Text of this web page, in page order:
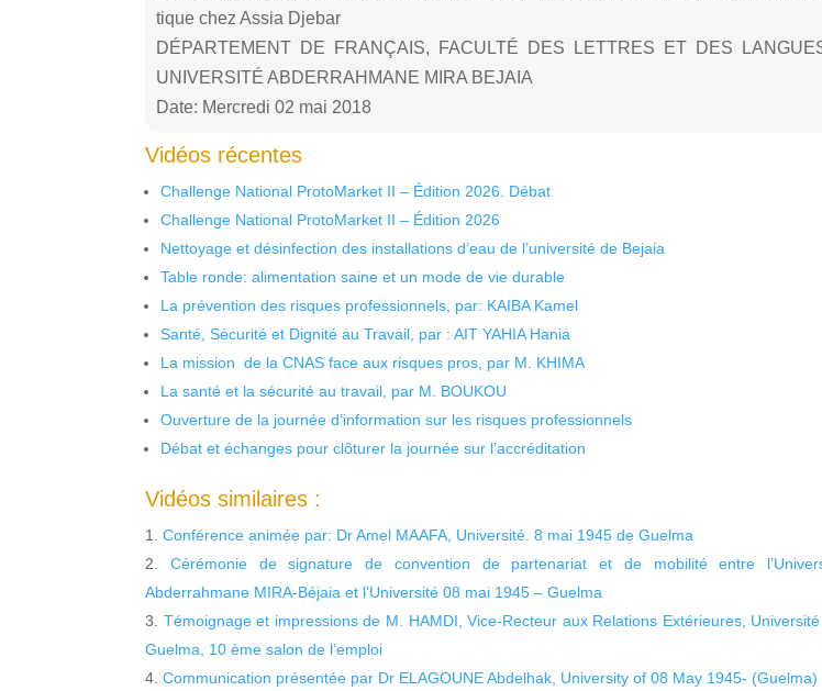
tique chez Assia Djebar
DÉPARTEMENT DE FRANÇAIS, FACULTÉ DES LETTRES ET DES
UNIVERSITÉ ABDERRAHMANE MIRA BEJAIA
Date: Mercredi 02 mai 2018
Vidéos récentes
Challenge National ProtoMarket II – Édition 2026. Débat
Challenge National ProtoMarket II – Édition 2026
Nettoyage et désinfection des installations d’eau de l’université de Bejaia
Table ronde: alimentation saine et un mode de vie durable
La prévention des risques professionnels, par: KAIBA Kamel
Santé, Sécurité et Dignité au Travail, par : AIT YAHIA Hania
La mission de la CNAS face aux risques pros, par M. KHIMA
La santé et la sécurité au travail, par M. BOUKOU
Ouverture de la journée d’information sur les risques professionnels
Débat et échanges pour clôturer la journée sur l’accréditation
Vidéos similaires :
Conférence animée par: Dr Amel MAAFA, Université. 8 mai 1945 de Guelma
Cérémonie de signature de convention de partenariat et de mobilité entre
Abderrahmane MIRA-Béjaia et l’Université 08 mai 1945 – Guelma
Témoignage et impressions de M. HAMDI, Vice-Recteur aux Relations Extérieures,
Guelma, 10 ème salon de l’emploi
Communication présentée par Dr ELAGOUNE Abdelhak, University of 08 May 1945- (Guelma)